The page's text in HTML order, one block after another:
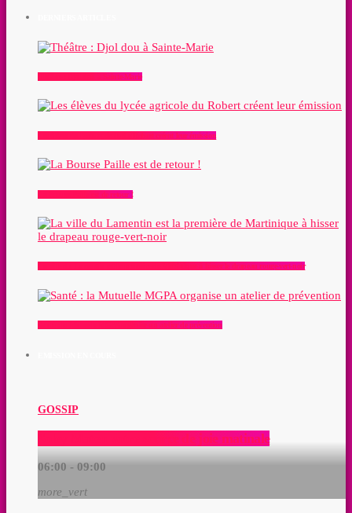
Théâtre : Djol dou à Sainte-Marie
Les élèves du lycée agricole du Robert créent leur émission
La Bourse Paille est de retour !
La ville du Lamentin est la première de Martinique à hisser le drapeau rouge-vert-noir
Santé : la Mutuelle MGPA organise un atelier de prévention
GOSSIP
Soley Maten votre source de joie matinale
06:00 - 09:00
more_vert